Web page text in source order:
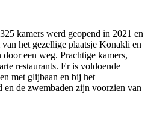
kamers werd geopend in 2021 en
het gezellige plaatsje Konakli en
een weg. Prachtige kamers,
restaurants. Er is voldoende
met glijbaan en bij het
de zwembaden zijn voorzien van